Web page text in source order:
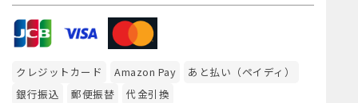
クレジットカード Amazon Pay
あと払い（ペイディ）
銀行振込
郵便振替 代金引換